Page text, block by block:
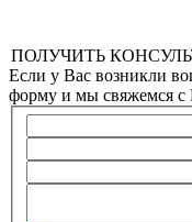
ПОЛУЧИТЬ
Если у Вас возникли
форму и мы свяжемся